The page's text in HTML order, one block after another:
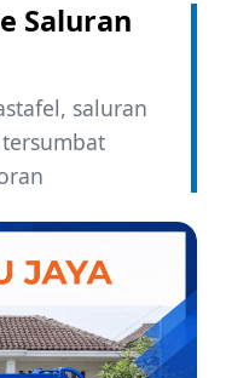
Saluran
saluran